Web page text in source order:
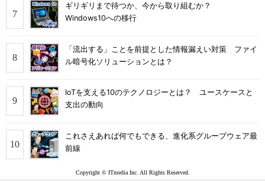
ギリギリまで待つか、今から取り組むか？
Windows10への移行
「流出する」ことを前提とした情報漏えい対策 ファイ
ル暗号化ソリューションとは？
IoTを支える10のテクノロジーとは？ ユースケースと
支出の動向
これさえあれば何でもできる、進化系グループウェア最
前線
Copyright © ITmedia Inc. All Rights Reserved.